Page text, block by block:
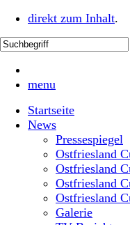
direkt zum Inhalt.
menu
Startseite
News
Pressespiegel
Ostfriesland
Ostfriesland
Ostfriesland
Ostfriesland
Galerie